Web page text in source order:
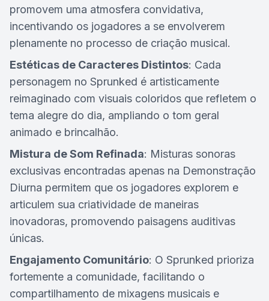
promovem uma atmosfera convidativa,
incentivando os jogadores a se envolverem
plenamente no processo de criação musical.
Estéticas de Caracteres Distintos: Cada
personagem no Sprunked é artisticamente
reimaginado com visuais coloridos que refletem o
tema alegre do dia, ampliando o tom geral
animado e brincalhão.
Mistura de Som Refinada: Misturas sonoras
exclusivas encontradas apenas na Demonstração
Diurna permitem que os jogadores explorem e
articulem sua criatividade de maneiras
inovadoras, promovendo paisagens auditivas
únicas.
Engajamento Comunitário: O Sprunked prioriza
fortemente a comunidade, facilitando o
compartilhamento de mixagens musicais e